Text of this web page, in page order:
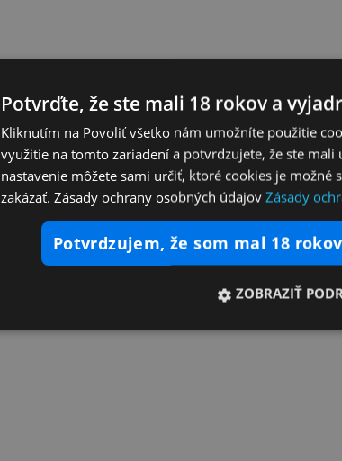
Potvrďte, že ste mali 18 rokov a
Kliknutím na Povoliť všetko nám umožníte použitie
využitie na tomto zariadení a potvrdzujete, že ste
nastavenie môžete sami určiť, ktoré cookies je možné
zakázať. Zásady ochrany osobných údajov Zásady
potvrdzujem, že som mal 18
ZOBRAZIŤ